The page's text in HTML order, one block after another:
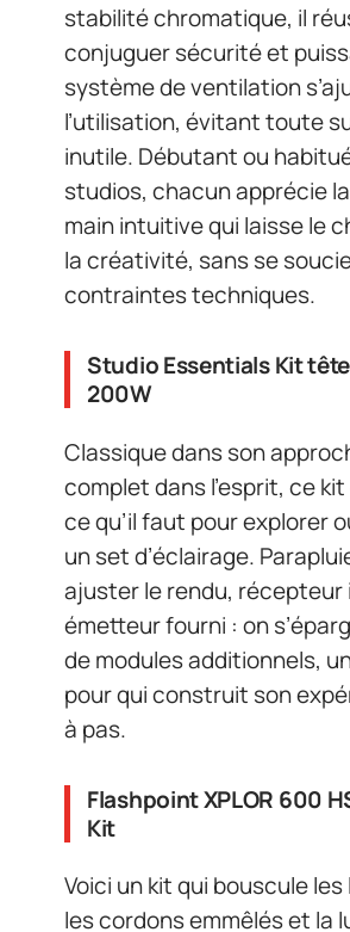
stabilité chromatique, il
conjuguer sécurité et
système de ventilation
l’utilisation, évitant toute
inutile. Débutant ou
studios, chacun apprécie
main intuitive qui laisse le
la créativité, sans se
contraintes techniques.
Studio Essentials Kit
200W
Classique dans son
complet dans l’esprit, ce
ce qu’il faut pour explorer
un set d’éclairage.
ajuster le rendu,
émetteur fourni : on
de modules additionnels,
pour qui construit son
à pas.
Flashpoint XPLOR 600
Kit
Voici un kit qui bouscule les
les cordons emmêlés et la